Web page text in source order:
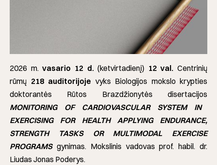
2026 m.vasario 12 d.(ketvirtadienį) 12 val. Centrinių
rūmų 218 auditorijoje vyks Biologijos mokslo krypties
doktorantės Rūtos Brazdžionytės disertacijos
MONITORING OF CARDIOVASCULAR SYSTEM IN
EXERCISING FOR HEALTH APPLYING ENDURANCE,
STRENGTH TASKS OR MULTIMODAL EXERCISE
PROGRAMSgynimas. Mokslinis vadovas prof. habil. dr.
Liudas Jonas Poderys.